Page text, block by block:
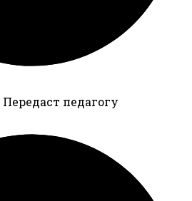
Передаст педагогу